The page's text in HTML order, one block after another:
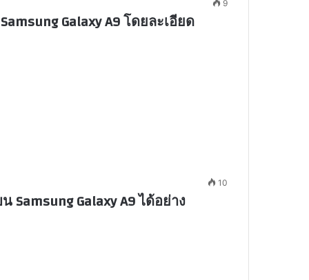
9
Galaxy A9 โดยละเอียด
10
Galaxy A9 ได้อย่าง